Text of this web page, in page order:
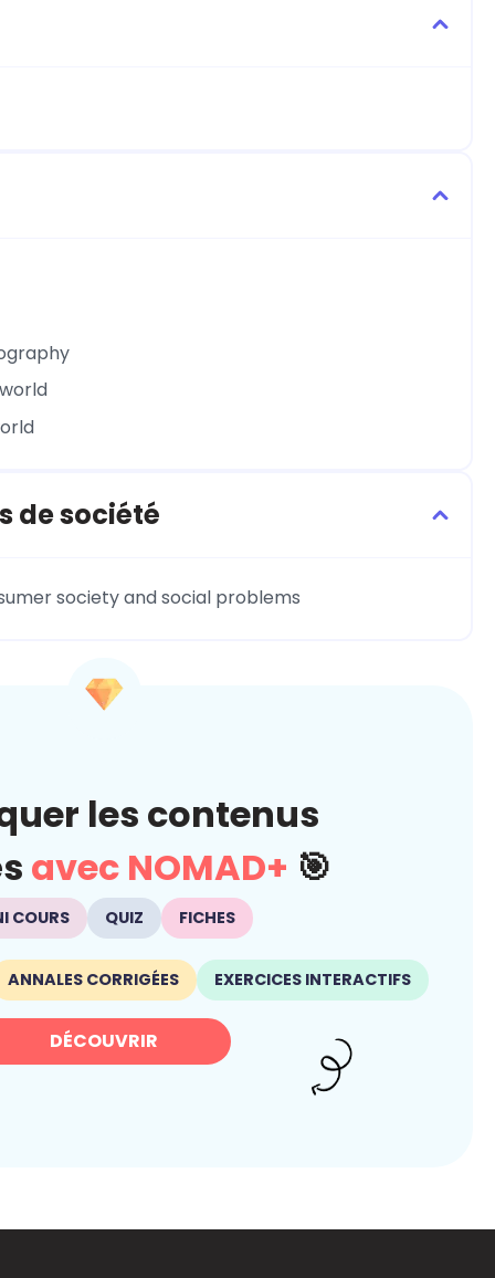
de société
society and social problems
les contenus
avec NOMAD+ 🎯
COURS QUIZ FICHES
ANNALES CORRIGÉES EXERCICES INTERACTIFS
DÉCOUVRIR